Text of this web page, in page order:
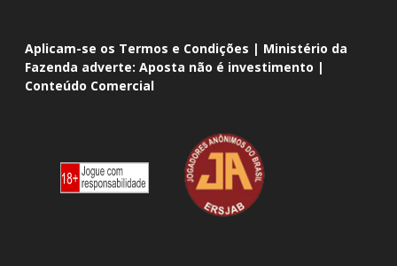
Aplicam-se os Termos e Condições | Ministério da
Fazenda adverte: Aposta não é investimento |
Conteúdo Comercial